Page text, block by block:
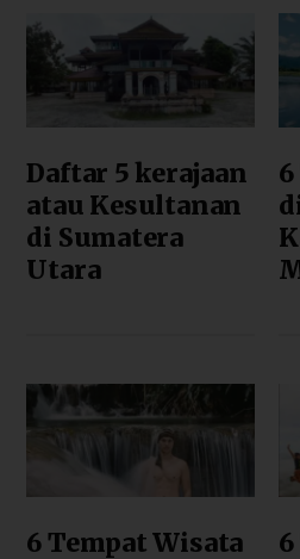
Daftar 5 kerajaan
atau Kesultanan
di Sumatera
Utara
6 Tempat Wisata